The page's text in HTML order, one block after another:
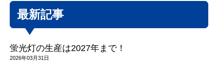
最新記事
蛍光灯の生産は2027年まで！
2026年03月31日